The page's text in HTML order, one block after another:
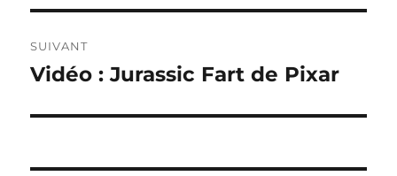
SUIVANT
Publication
Vidéo : Jurassic Fart de Pixar